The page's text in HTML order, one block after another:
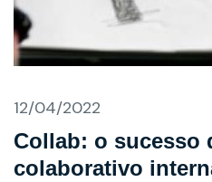
12/04/2022
Collab: o sucesso
colaborativo